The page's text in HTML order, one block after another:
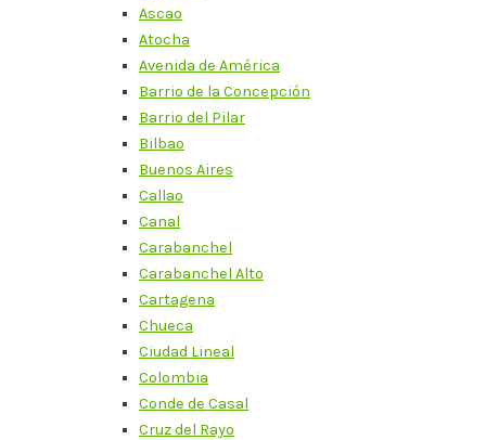
Ascao
Atocha
Avenida de América
Barrio de la Concepción
Barrio del Pilar
Bilbao
Buenos Aires
Callao
Canal
Carabanchel
Carabanchel Alto
Cartagena
Chueca
Ciudad Lineal
Colombia
Conde de Casal
Cruz del Rayo